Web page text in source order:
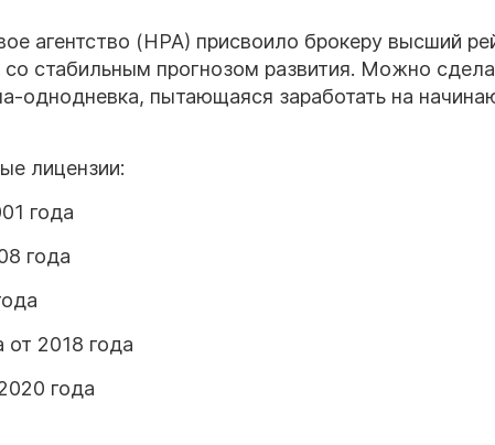
агентство (НРА) присвоило брокеру высший
стабильным прогнозом развития. Можно
однодневка, пытающаяся заработать на
лицензии:
года
года
от 2018 года
года